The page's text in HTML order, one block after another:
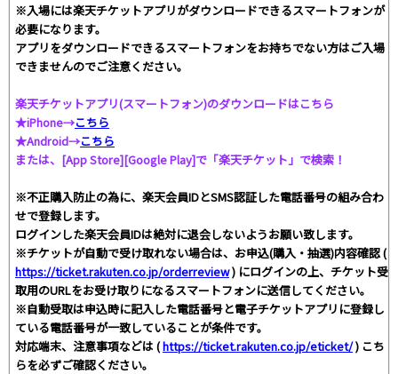
※入場には楽天チケットアプリがダウンロードできるスマートフォンが
必要になります。
アプリをダウンロードできるスマートフォンをお持ちでない方はご入場
できませんのでご注意ください。
楽天チケットアプリ(スマートフォン)のダウンロードはこちら
★iPhone→こちら
★Android→こちら
または、[App Store][Google Play]で「楽天チケット」で検索！
※不正購入防止の為に、楽天会員IDとSMS認証した電話番号の組み合わ
せで登録します。
ログインした楽天会員IDは絶対に退会しないようお願い致します。
※チケットが自動で受け取れない場合は、お申込(購入・抽選)内容確認 (
https://ticket.rakuten.co.jp/orderreview) にログインの上、チケット受
取用のURLをお受け取りになるスマートフォンに送信してください。
※自動受取は申込時に記入した電話番号と電子チケットアプリに登録し
ている電話番号が一致していることが条件です。
対応端末、注意事項などは (https://ticket.rakuten.co.jp/eticket/) こち
らを必ずご確認ください。